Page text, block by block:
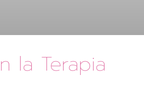
la Terapia